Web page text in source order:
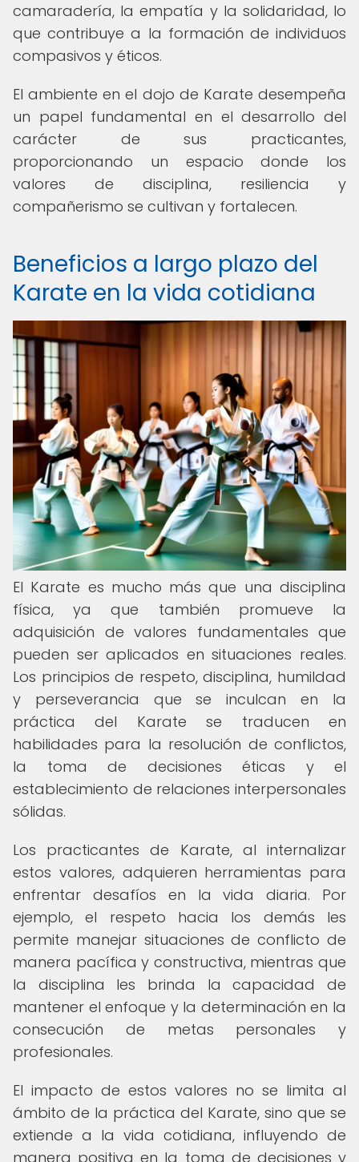
camaradería, la empatía y la solidaridad, lo
que contribuye a la formación de individuos
compasivos y éticos.
El ambiente en el dojo de Karate desempeña
un papel fundamental en el desarrollo del
carácter de sus practicantes,
proporcionando un espacio donde los
valores de disciplina, resiliencia y
compañerismo se cultivan y fortalecen.
Beneficios a largo plazo del
Karate en la vida cotidiana
El Karate es mucho más que una disciplina
física, ya que también promueve la
adquisición de valores fundamentales que
pueden ser aplicados en situaciones reales.
Los principios de respeto, disciplina, humildad
y perseverancia que se inculcan en la
práctica del Karate se traducen en
habilidades para la resolución de conflictos,
la toma de decisiones éticas y el
establecimiento de relaciones interpersonales
sólidas.
Los practicantes de Karate, al internalizar
estos valores, adquieren herramientas para
enfrentar desafíos en la vida diaria. Por
ejemplo, el respeto hacia los demás les
permite manejar situaciones de conflicto de
manera pacífica y constructiva, mientras que
la disciplina les brinda la capacidad de
mantener el enfoque y la determinación en la
consecución de metas personales y
profesionales.
El impacto de estos valores no se limita al
ámbito de la práctica del Karate, sino que se
extiende a la vida cotidiana, influyendo de
manera positiva en la toma de decisiones y